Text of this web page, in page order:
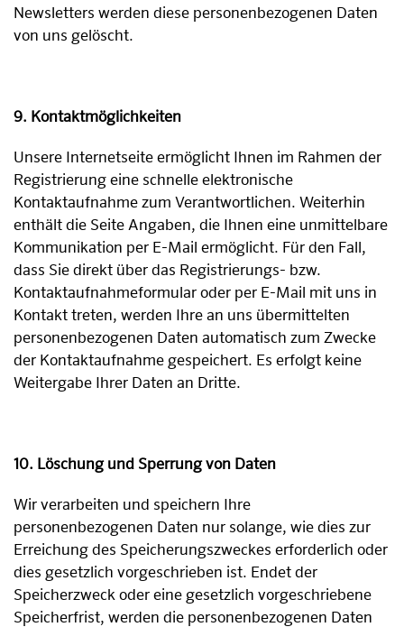
Newsletters werden diese personenbezogenen Daten
von uns gelöscht.
9. Kontaktmöglichkeiten
Unsere Internetseite ermöglicht Ihnen im Rahmen der
Registrierung eine schnelle elektronische
Kontaktaufnahme zum Verantwortlichen. Weiterhin
enthält die Seite Angaben, die Ihnen eine unmittelbare
Kommunikation per E-Mail ermöglicht. Für den Fall,
dass Sie direkt über das Registrierungs- bzw.
Kontaktaufnahmeformular oder per E-Mail mit uns in
Kontakt treten, werden Ihre an uns übermittelten
personenbezogenen Daten automatisch zum Zwecke
der Kontaktaufnahme gespeichert. Es erfolgt keine
Weitergabe Ihrer Daten an Dritte.
10. Löschung und Sperrung von Daten
Wir verarbeiten und speichern Ihre
personenbezogenen Daten nur solange, wie dies zur
Erreichung des Speicherungszweckes erforderlich oder
dies gesetzlich vorgeschrieben ist. Endet der
Speicherzweck oder eine gesetzlich vorgeschriebene
Speicherfrist, werden die personenbezogenen Daten